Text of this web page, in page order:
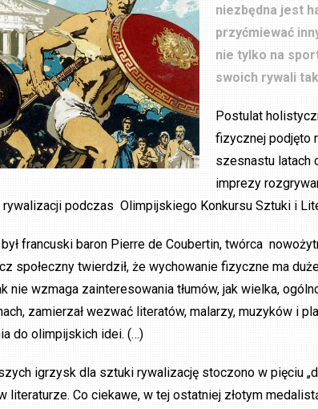
niezbędna jest
przyćmiewać
nie tylko na
swoich rywali
Postulat
fizycznej podjęto
szesnastu latach
imprezy
podczas Olimpijskiego Konkursu Sztuki i
francuski baron Pierre de Coubertin, twórca
społeczny twierdził, że wychowanie fizyczne ma
nie wzmaga zainteresowania tłumów, jak wielka,
zamierzał wezwać literatów, malarzy, muzyków i
do olimpijskich idei. (…)
igrzysk dla sztuki rywalizację stoczono w pięciu
literaturze. Co ciekawe, w tej ostatniej złotym